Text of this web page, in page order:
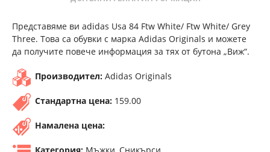
Представяме ви adidas Usa 84 Ftw White/ Ftw White/ Grey
Three. Това са обувки с марка Adidas Originals и можете
да получите повече информация за тях от бутона „Виж“.
Производител: Adidas Originals
Стандартна цена: 159.00
Намалена цена: